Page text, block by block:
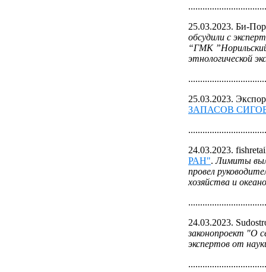
25.03.2023. Би-
обсудили с
“ГМК
этнологической
25.03.2023.
ЗАПАСОВ
24.03.2023.
РАН".Лимиты
провел
хозяйства и
24.03.2023.
законопроект "О
экспертов от